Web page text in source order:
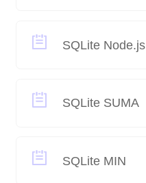
SQLite Node.js
SQLite SUMA
SQLite MIN